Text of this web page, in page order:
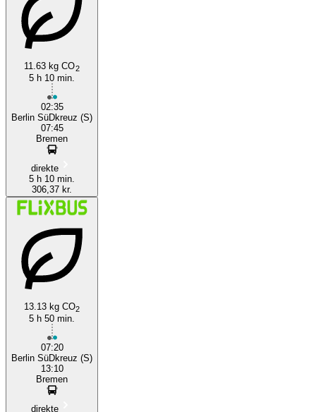
11.63 kg CO2
5 h 10 min.
02:35
Berlin SüDkreuz (S)
07:45
Bremen
direkte
5 h 10 min.
306,37 kr.
13.13 kg CO2
5 h 50 min.
07:20
Berlin SüDkreuz (S)
13:10
Bremen
direkte